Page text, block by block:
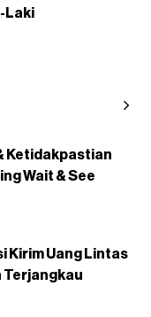
Laki
Ketidakpastian
Wait & See
Kirim Uang Lintas
Terjangkau